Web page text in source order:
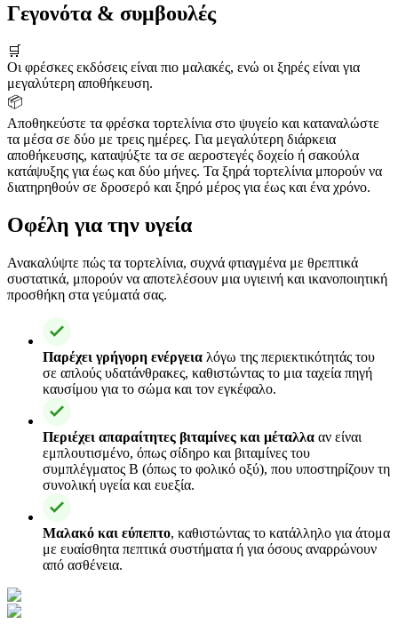
Γεγονότα & συμβουλές
🛒
Οι φρέσκες εκδόσεις είναι πιο μαλακές, ενώ οι ξηρές είναι για
μεγαλύτερη αποθήκευση.
📦
Αποθηκεύστε τα φρέσκα τορτελίνια στο ψυγείο και καταναλώστε
τα μέσα σε δύο με τρεις ημέρες. Για μεγαλύτερη διάρκεια
αποθήκευσης, καταψύξτε τα σε αεροστεγές δοχείο ή σακούλα
κατάψυξης για έως και δύο μήνες. Τα ξηρά τορτελίνια μπορούν να
διατηρηθούν σε δροσερό και ξηρό μέρος για έως και ένα χρόνο.
Οφέλη για την υγεία
Ανακαλύψτε πώς τα τορτελίνια, συχνά φτιαγμένα με θρεπτικά
συστατικά, μπορούν να αποτελέσουν μια υγιεινή και ικανοποιητική
προσθήκη στα γεύματά σας.
Παρέχει γρήγορη ενέργεια λόγω της περιεκτικότητάς του
σε απλούς υδατάνθρακες, καθιστώντας το μια ταχεία πηγή
καυσίμου για το σώμα και τον εγκέφαλο.
Περιέχει απαραίτητες βιταμίνες και μέταλλα αν είναι
εμπλουτισμένο, όπως σίδηρο και βιταμίνες του
συμπλέγματος B (όπως το φολικό οξύ), που υποστηρίζουν τη
συνολική υγεία και ευεξία.
Μαλακό και εύπεπτο, καθιστώντας το κατάλληλο για άτομα
με ευαίσθητα πεπτικά συστήματα ή για όσους αναρρώνουν
από ασθένεια.